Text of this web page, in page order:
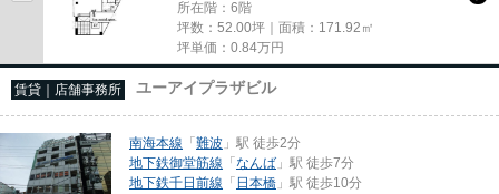
所在階：6階
坪数：52.00坪｜面積：171.92㎡
坪単価： 0.84万円
賃貸｜店舗事務所 ユーアイプラザビル
南海本線 「難波 」駅 徒歩2分
地下鉄御堂筋線 「なんば 」駅 徒歩7分
地下鉄千日前線 「 日本橋 」駅 徒歩10分